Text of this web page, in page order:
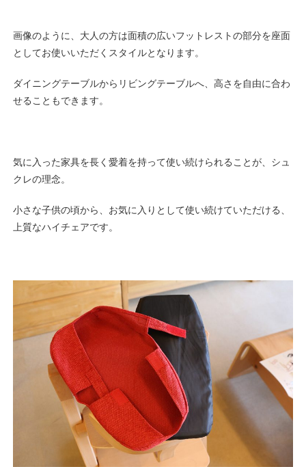
画像のように、大人の方は面積の広いフットレストの部分を座面
としてお使いいただくスタイルとなります。
ダイニングテーブルからリビングテーブルへ、高さを自由に合わ
せることもできます。
気に入った家具を長く愛着を持って使い続けられることが、シュ
クレの理念。
小さな子供の頃から、お気に入りとして使い続けていただける、
上質なハイチェアです。